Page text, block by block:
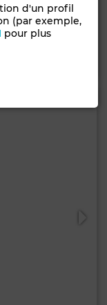
3 Sdb.
d'un profil
(par exemple,
pour plus